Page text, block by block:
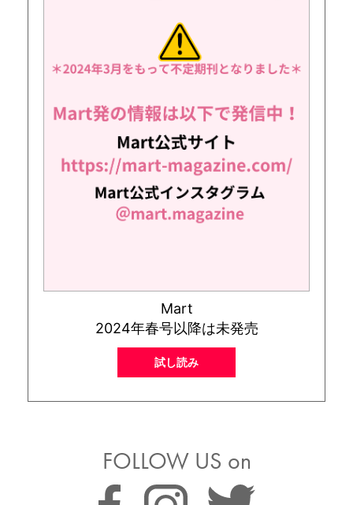
Mart
2024年春号以降は未発売
試し読み
FOLLOW US on